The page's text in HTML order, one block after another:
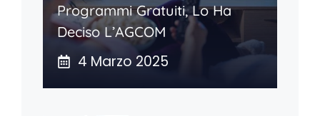
Programmi Gratuiti, Lo Ha
Deciso L’AGCOM
4 Marzo 2025